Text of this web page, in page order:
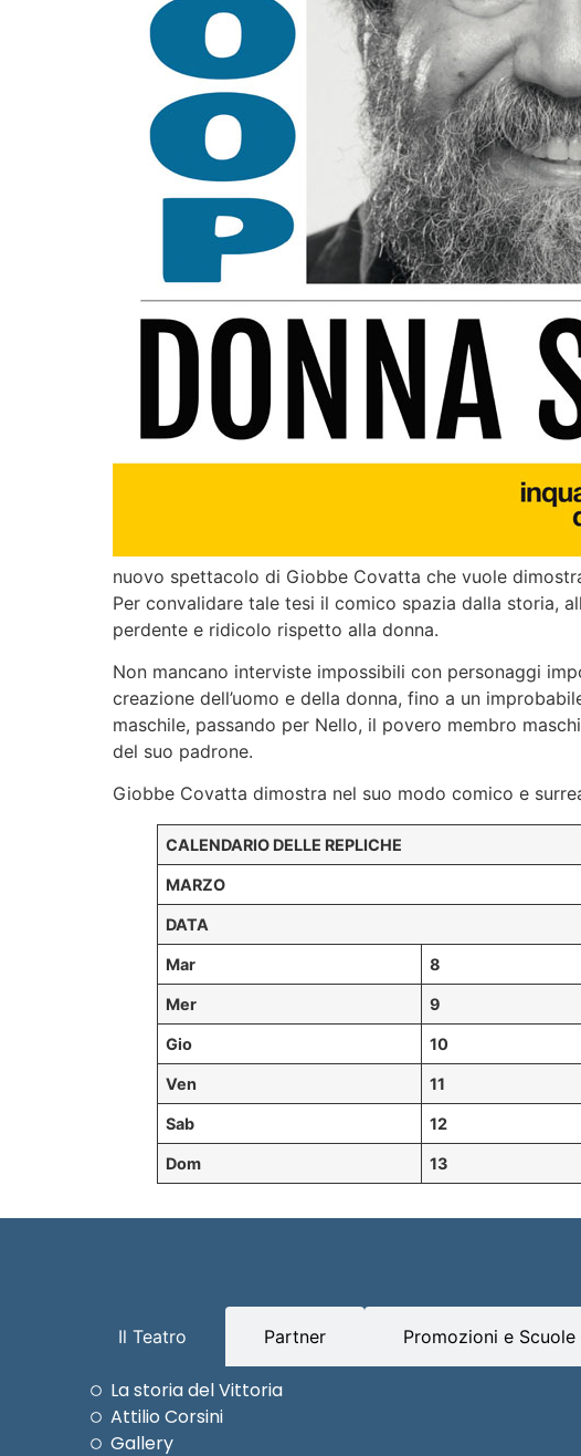
nuovo spettacolo di Giobbe Covatta che vuole
Per convalidare tale tesi il comico spazia dalla storia,
perdente e ridicolo rispetto alla donna.
Non mancano interviste impossibili con personaggi
creazione dell’uomo e della donna, fino a un
maschile, passando per Nello, il povero membro
del suo padrone.
Giobbe Covatta dimostra nel suo modo comico e
CALENDARIO DELLE REPLICHE
MARZO
DATA
Mar 8
Mer 9
Gio 10
Ven 11
Sab 12
Dom 13
Il Teatro Partner Promozioni e Scuole
La storia del Vittoria
Attilio Corsini
Gallery